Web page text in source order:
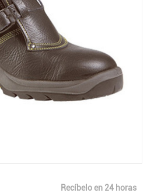
Recíbelo en 24 horas